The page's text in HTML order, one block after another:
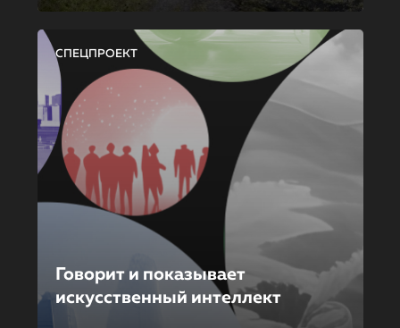
СПЕЦПРОЕКТ
Говорит и показывает
искусственный интеллект